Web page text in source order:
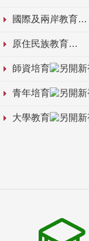
國際及兩岸教育
原住民族教育
師資培育
青年培育
大學教育